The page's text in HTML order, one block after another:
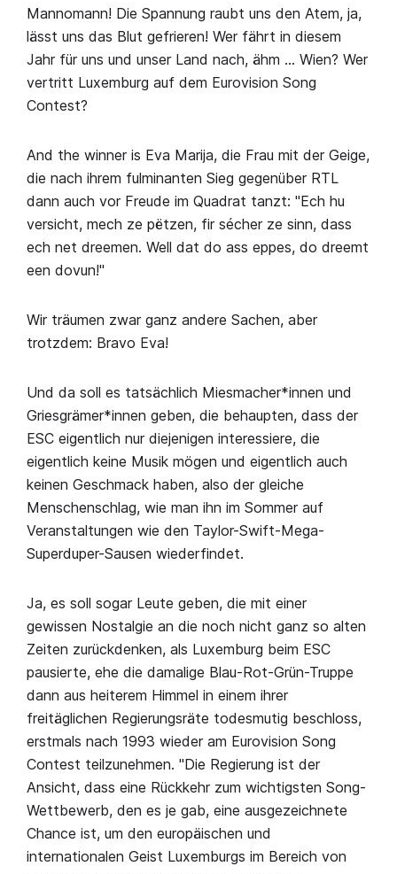
Mannomann! Die Spannung raubt uns den Atem, ja,
lässt uns das Blut gefrieren! Wer fährt in diesem
Jahr für uns und unser Land nach, ähm … Wien? Wer
vertritt Luxemburg auf dem Eurovision Song
Contest?
And the winner is Eva Marija, die Frau mit der Geige,
die nach ihrem fulminanten Sieg gegenüber RTL
dann auch vor Freude im Quadrat tanzt: "Ech hu
versicht, mech ze pëtzen, fir sécher ze sinn, dass
ech net dreemen. Well dat do ass eppes, do dreemt
een dovun!"
Wir träumen zwar ganz andere Sachen, aber
trotzdem: Bravo Eva!
Und da soll es tatsächlich Miesmacher*innen und
Griesgrämer*innen geben, die behaupten, dass der
ESC eigentlich nur diejenigen interessiere, die
eigentlich keine Musik mögen und eigentlich auch
keinen Geschmack haben, also der gleiche
Menschenschlag, wie man ihn im Sommer auf
Veranstaltungen wie den Taylor-Swift-Mega-
Superduper-Sausen wiederfindet.
Ja, es soll sogar Leute geben, die mit einer
gewissen Nostalgie an die noch nicht ganz so alten
Zeiten zurückdenken, als Luxemburg beim ESC
pausierte, ehe die damalige Blau-Rot-Grün-Truppe
dann aus heiterem Himmel in einem ihrer
freitäglichen Regierungsräte todesmutig beschloss,
erstmals nach 1993 wieder am Eurovision Song
Contest teilzunehmen. "Die Regierung ist der
Ansicht, dass eine Rückkehr zum wichtigsten Song-
Wettbewerb, den es je gab, eine ausgezeichnete
Chance ist, um den europäischen und
internationalen Geist Luxemburgs im Bereich von